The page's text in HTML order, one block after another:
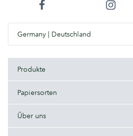
Germany | Deutschland
Produkte
Papiersorten
Über uns